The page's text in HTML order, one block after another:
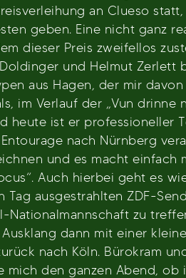
an Clueso
geben. Eine nicht ganz
dieser Preis zweifellos
und Helmut Zerlett
aus Hagen, der mir
im Verlauf der „Vun drinne
heute ist er professioneller
nach Nürnberg
und es macht einfach
Auch hierbei geht es
ausgestrahlten ZDF-
zu
dann mit einer
nach Köln. Bürokram
den ganzen Abend,